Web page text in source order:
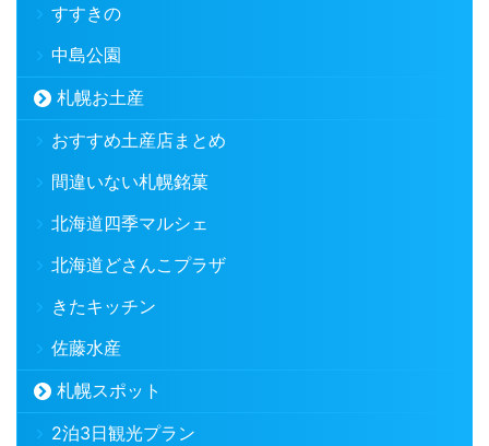
すすきの
中島公園
札幌お土産
おすすめ土産店まとめ
間違いない札幌銘菓
北海道四季マルシェ
北海道どさんこプラザ
きたキッチン
佐藤水産
札幌スポット
2泊3日観光プラン